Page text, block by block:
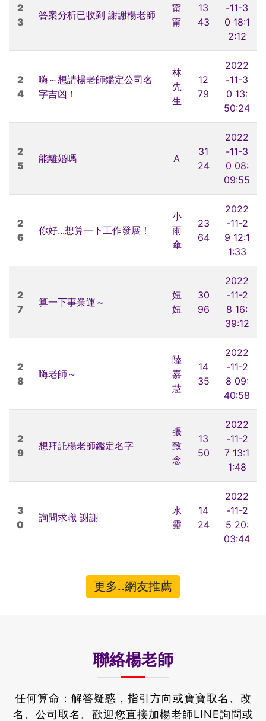
2
3
答案分析已收到 謝謝楊老師
甯
甯
13
43
-11-3
0 18:1
2:12
2
4
嗨～想請楊老師鑑定公司名
字吉凶！
林
先
生
12
79
2022
-11-3
0 13:
50:24
2
5
能離婚嗎 A
31
24
2022
-11-3
0 08:
09:55
2
6
你好...想算一下工作發展！
小
雨
傘
23
64
2022
-11-2
9 12:1
1:33
2
7
算一下事業運～
妞
妞
30
96
2022
-11-2
8 16:
39:12
2
8
嗨老師～
陸
嘉
慧
14
35
2022
-11-2
8 09:
40:58
2
9
想拜託楊老師鑑定名字
張
致
念
13
50
2022
-11-2
7 13:1
1:48
3
0
詢問求職 謝謝
水
靈
14
24
2022
-11-2
5 20:
03:44
更多..網友推薦
聯絡楊老師
任何算命：解答疑惑，指引方向或寶寶取名、改
名、公司取名。 歡迎您直接加楊老師LINE詢問或